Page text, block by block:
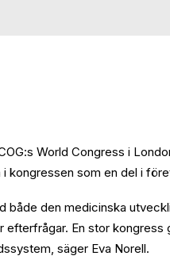
World Congress i
kongressen som en del i
både den medicinska
efterfrågar. En stor
säger Eva Norell.